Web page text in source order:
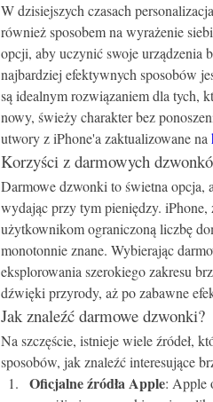
W dzisiejszych czasach
również sposobem na wyrażenie
opcji, aby uczynić swoje urządzenia
najbardziej efektywnych sposobów
są idealnym rozwiązaniem dla tych,
nowy, świeży charakter bez
utwory z iPhone'a zaktualizowane na
Korzyści z darmowych
Darmowe dzwonki to świetna opcja,
wydając przy tym pieniędzy. iPhone,
użytkownikom ograniczoną liczbę
monotonnie znane. Wybierając
eksplorowania szerokiego zakresu
dźwięki przyrody, aż po zabawne
Jak znaleźć darmowe dzwonki?
Na szczęście, istnieje wiele źródeł,
sposobów, jak znaleźć interesujące
Oficjalne źródła Apple: Apple